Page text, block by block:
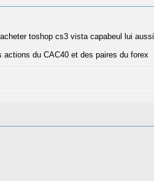
toshop cs3 vista capabeul lui aussi
du CAC40 et des paires du forex